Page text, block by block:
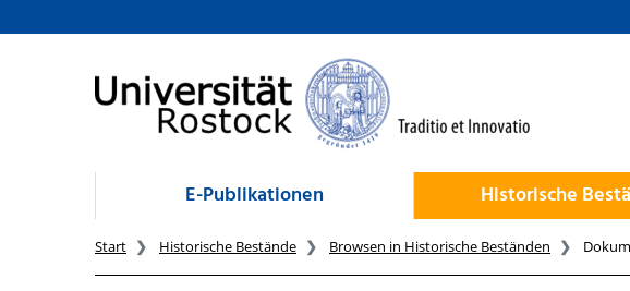
zum Inhalt
E-Publikationen Historische
Start Historische Bestände Browsen in Historische Beständen